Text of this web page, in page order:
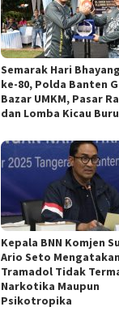
Semarak Hari
ke-80, Polda Banten
Bazar UMKM, Pasar
dan Lomba Kicau
Kepala BNN Komjen
Ario Seto Mengatakan
Tramadol Tidak
Narkotika Maupun
Psikotropika